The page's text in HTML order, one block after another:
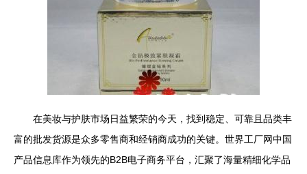
在美妆与护肤市场日益繁荣的今天，找到稳定、可靠且品类丰
富的批发货源是众多零售商和经销商成功的关键。世界工厂网中国
产品信息库作为领先的B2B电子商务平台，汇聚了海量精细化学品